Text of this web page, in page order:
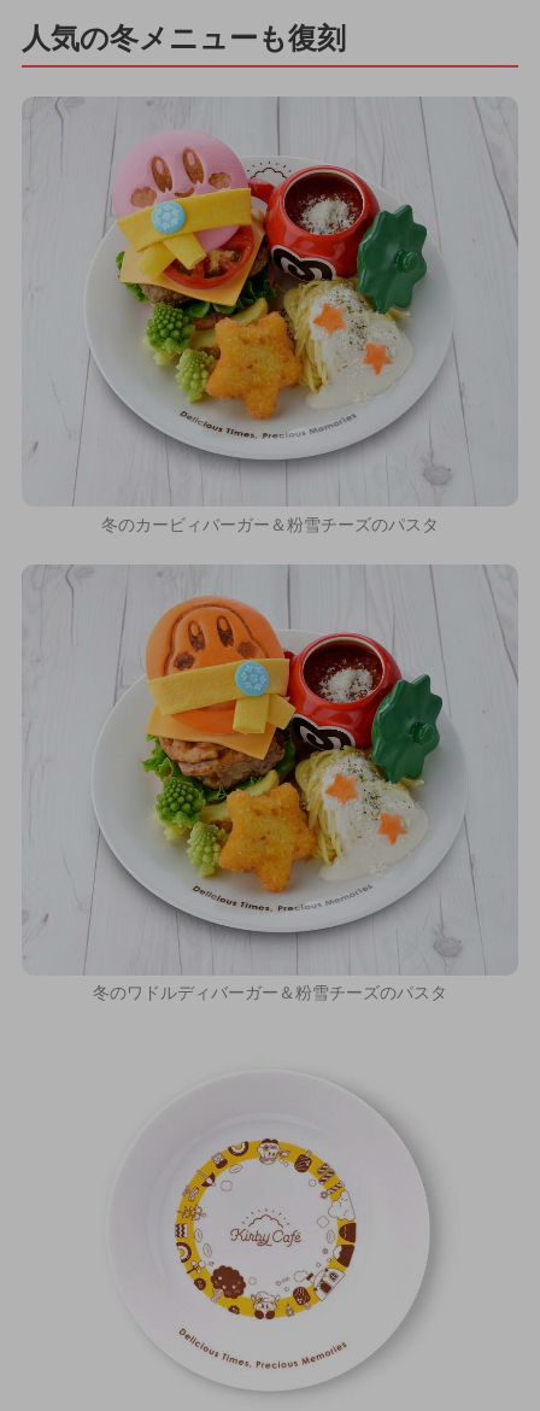
人気の冬メニューも復刻
冬のカービィバーガー＆粉雪チーズのパスタ
冬のワドルディバーガー＆粉雪チーズのパスタ